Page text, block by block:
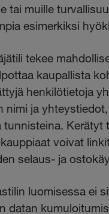
tai muille
esimerkiksi
tekee
kaupallista
henkilötietoja
nimi ja
voivat
selaus- ja
luomisessa ei
datan